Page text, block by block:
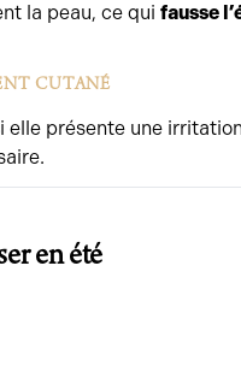
la peau, ce qui fausse
CUTANÉ
elle présente une
en été